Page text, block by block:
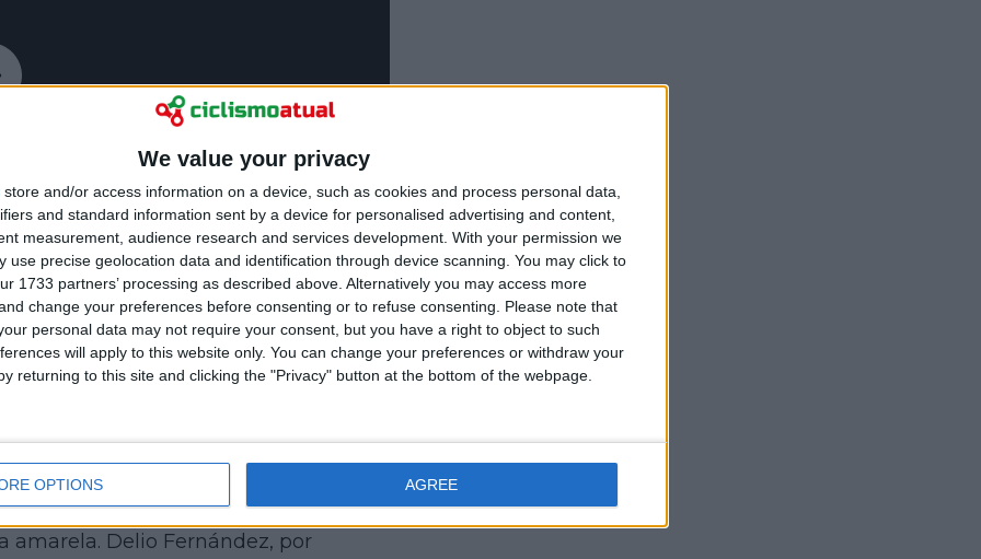
We value your privacy
store and/or access information on a device, such as cookies and process personal data,
and standard information sent by a device for personalised advertising and content,
measurement, audience research and services development. With your permission we
use precise geolocation data and identification through device scanning. You may click to
1733 partners’ processing as described above. Alternatively you may access more
change your preferences before consenting or to refuse consenting.
Please note that
personal data may not require your consent, but you have a right to object to such
will apply to this website only. You can change your preferences or withdraw your
returning to this site and clicking the "Privacy" button at the bottom of the webpage.
OPTIONS AGREE
"Os primeiros dias da Volta a
caótica, com vários ciclistas ainda
amarela. Delio Fernández, por